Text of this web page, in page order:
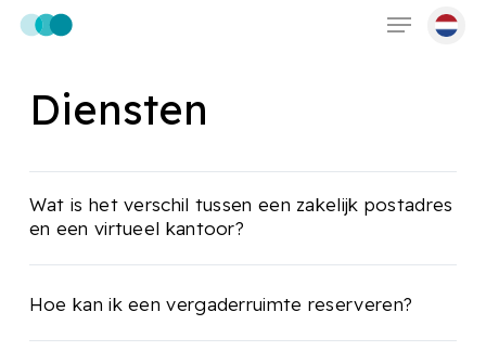
Skip
content
Menu
Diensten
Wat is het verschil tussen een zakelijk postadres
en een virtueel kantoor?
Hoe kan ik een vergaderruimte reserveren?